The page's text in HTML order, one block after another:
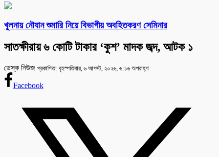
খুলনায় নৌযান শুমারি নিয়ে বিভাগীয় অবহিতকরণ সেমিনার
সাতক্ষীরায় ৬ কোটি টাকার ‘কুশ’ মাদক জব্দ, আটক ১
ডেস্ক নিউজ প্রকাশিত: বৃহস্পতিবার, ৬ আগস্ট, ২০২৬, ৬:১৬ অপরাহ্ণ
Facebook